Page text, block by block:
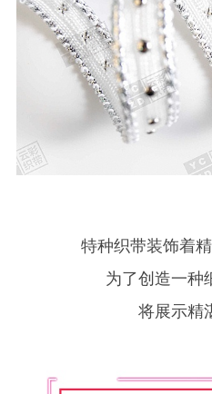
特种织带装饰着
为了创造一种
将展示精